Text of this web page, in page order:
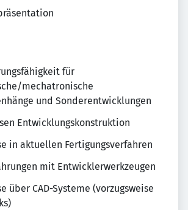
für
mechatronische
und Sonderentwicklungen
Entwicklungskonstruktion
in aktuellen Fertigungsverfahren
mit Entwicklerwerkzeugen
über CAD-Systeme (vorzugsweise